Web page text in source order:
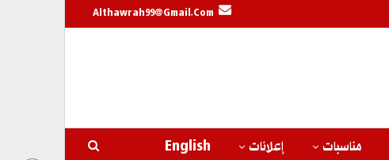
Althawrah99@gmail.com
مناسبات إعلانات English